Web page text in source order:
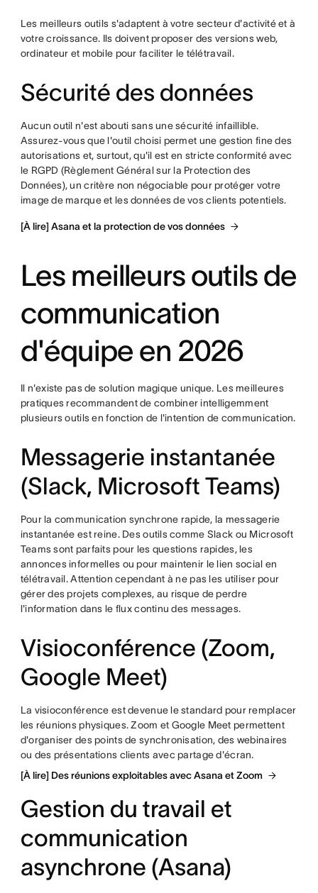
Les meilleurs outils s'adaptent à votre secteur d'activité et à
votre croissance. Ils doivent proposer des versions web,
ordinateur et mobile pour faciliter le télétravail.
Sécurité des données
Aucun outil n'est abouti sans une sécurité infaillible.
Assurez-vous que l'outil choisi permet une gestion fine des
autorisations et, surtout, qu'il est en stricte conformité avec
le RGPD (Règlement Général sur la Protection des
Données), un critère non négociable pour protéger votre
image de marque et les données de vos clients potentiels.
[À lire] Asana et la protection de vos données
Les meilleurs outils de
communication
d'équipe en 2026
Il n'existe pas de solution magique unique. Les meilleures
pratiques recommandent de combiner intelligemment
plusieurs outils en fonction de l'intention de communication.
Messagerie instantanée
(Slack, Microsoft Teams)
Pour la communication synchrone rapide, la messagerie
instantanée est reine. Des outils comme Slack ou Microsoft
Teams sont parfaits pour les questions rapides, les
annonces informelles ou pour maintenir le lien social en
télétravail. Attention cependant à ne pas les utiliser pour
gérer des projets complexes, au risque de perdre
l'information dans le flux continu des messages.
Visioconférence (Zoom,
Google Meet)
La visioconférence est devenue le standard pour remplacer
les réunions physiques. Zoom et Google Meet permettent
d'organiser des points de synchronisation, des webinaires
ou des présentations clients avec partage d'écran.
[À lire] Des réunions exploitables avec Asana et Zoom
Gestion du travail et
communication
asynchrone (Asana)